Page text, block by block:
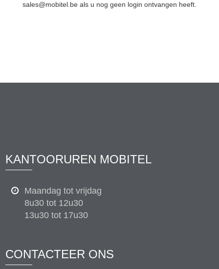
sales@mobitel.be als u nog geen login ontvangen heeft.
KANTOORUREN MOBITEL
Maandag tot vrijdag
8u30 tot 12u30
13u30 tot 17u30
CONTACTEER ONS